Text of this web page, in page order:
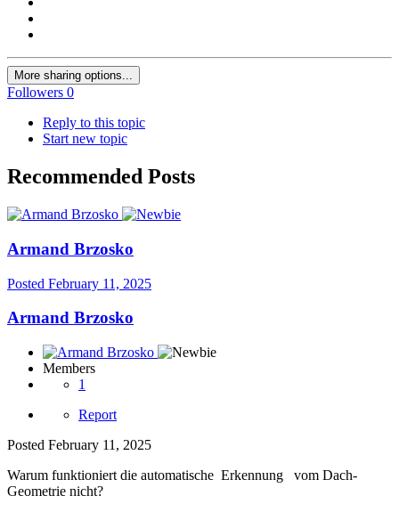
More sharing options...
Followers 0
Reply to this topic
Start new topic
Recommended Posts
Armand Brzosko
Posted February 11, 2025
Armand Brzosko
Members
1
Report
Posted February 11, 2025
Warum funktioniert die automatische Erkennung vom Dach-
Geometrie nicht?